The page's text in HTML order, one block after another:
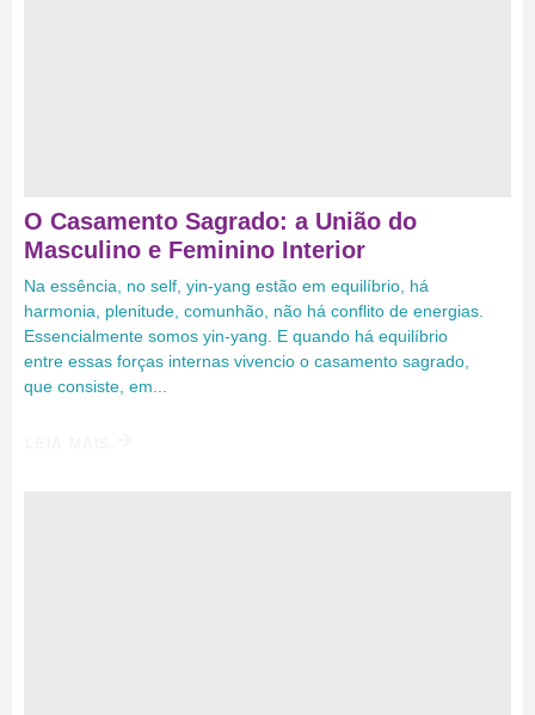
O Casamento Sagrado: a União do
Masculino e Feminino Interior
Na essência, no self, yin-yang estão em equilíbrio, há
harmonia, plenitude, comunhão, não há conflito de energias.
Essencialmente somos yin-yang. E quando há equilíbrio
entre essas forças internas vivencio o casamento sagrado,
que consiste, em...